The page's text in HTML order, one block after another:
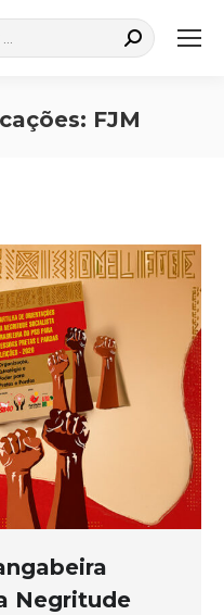
FJM
Negritude